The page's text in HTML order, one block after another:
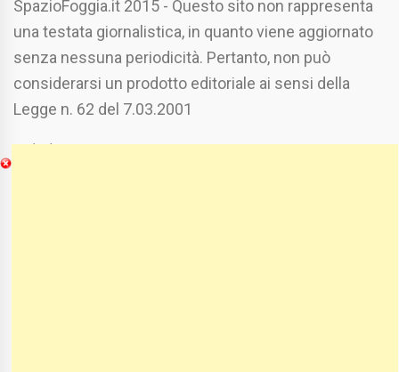
SpazioFoggia.it 2015 - Questo sito non rappresenta
una testata giornalistica, in quanto viene aggiornato
senza nessuna periodicità. Pertanto, non può
considerarsi un prodotto editoriale ai sensi della
Legge n. 62 del 7.03.2001
Chi Siamo